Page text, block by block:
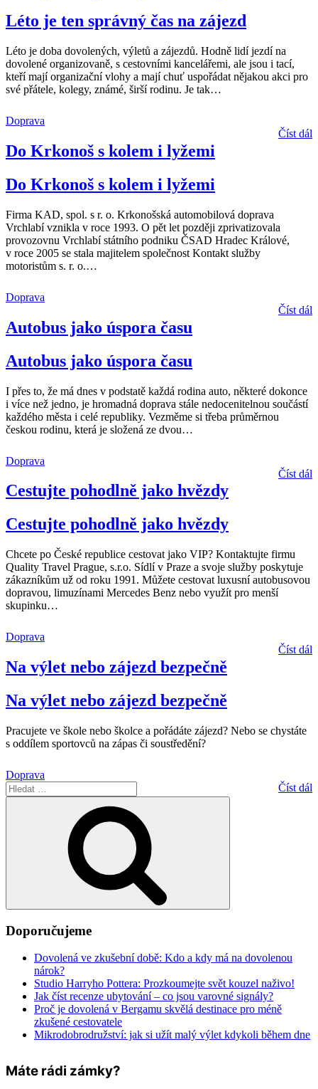
Léto je ten správný čas na zájezd
Léto je doba dovolených, výletů a zájezdů. Hodně lidí jezdí na
dovolené organizovaně, s cestovními kancelářemi, ale jsou i tací,
kteří mají organizační vlohy a mají chuť uspořádat nějakou akci pro
své přátele, kolegy, známé, širší rodinu. Je tak…
Doprava
Číst dál
Do Krkonoš s kolem i lyžemi
Do Krkonoš s kolem i lyžemi
Firma KAD, spol. s r. o. Krkonošská automobilová doprava
Vrchlabí vznikla v roce 1993. O pět let později zprivatizovala
provozovnu Vrchlabí státního podniku ČSAD Hradec Králové,
v roce 2005 se stala majitelem společnost Kontakt služby
motoristům s. r. o.…
Doprava
Číst dál
Autobus jako úspora času
Autobus jako úspora času
I přes to, že má dnes v podstatě každá rodina auto, některé dokonce
i více než jedno, je hromadná doprava stále nedocenitelnou součástí
každého města i celé republiky. Vezměme si třeba průměrnou
českou rodinu, která je složená ze dvou…
Doprava
Číst dál
Cestujte pohodlně jako hvězdy
Cestujte pohodlně jako hvězdy
Chcete po České republice cestovat jako VIP? Kontaktujte firmu
Quality Travel Prague, s.r.o. Sídlí v Praze a svoje služby poskytuje
zákazníkům už od roku 1991. Můžete cestovat luxusní autobusovou
dopravou, limuzínami Mercedes Benz nebo využít pro menší
skupinku…
Doprava
Číst dál
Na výlet nebo zájezd bezpečně
Na výlet nebo zájezd bezpečně
Pracujete ve škole nebo školce a pořádáte zájezd? Nebo se chystáte
s oddílem sportovců na zápas či soustředění?
Doprava
Číst dál
Hledat:
Doporučujeme
Dovolená ve zkušební době: Kdo a kdy má na dovolenou
nárok?
Studio Harryho Pottera: Prozkoumejte svět kouzel naživo!
Jak číst recenze ubytování – co jsou varovné signály?
Proč je dovolená v Bergamu skvělá destinace pro méně
zkušené cestovatele
Mikrodobrodružství: jak si užít malý výlet kdykoli během dne
Máte rádi zámky?